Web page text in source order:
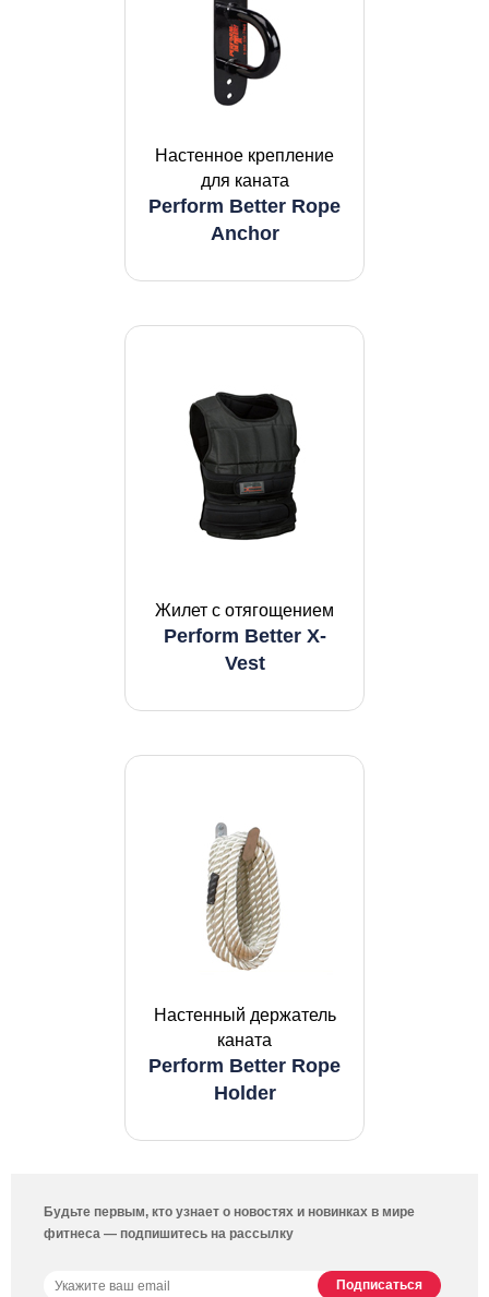
Настенное крепление
для каната
Perform Better Rope
Anchor
Жилет с отягощением
Perform Better X-
Vest
Настенный держатель
каната
Perform Better Rope
Holder
Будьте первым, кто узнает о новостях и новинках в мире
фитнеса — подпишитесь на рассылку